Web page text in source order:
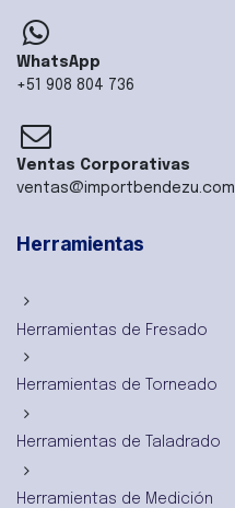
WhatsApp
+51 908 804 736
Ventas Corporativas
ventas@importbendezu.com
Herramientas
Herramientas de Fresado
Herramientas de Torneado
Herramientas de Taladrado
Herramientas de Medición